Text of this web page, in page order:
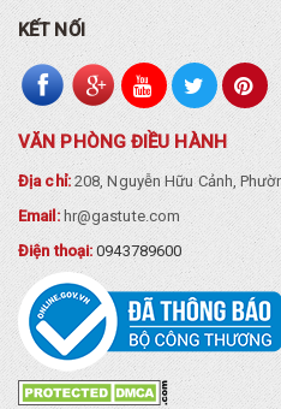
KẾT NỐI
VĂN PHÒNG ĐIỀU HÀNH
Địa chỉ:208, Nguyễn Hữu Cảnh,
Email: hr@gastute.com
Điện thoại:0943789600